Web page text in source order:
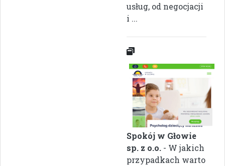
usług, od negocjacji
i ...
Spokój w Głowie
sp. z o.o. - W jakich
przypadkach warto